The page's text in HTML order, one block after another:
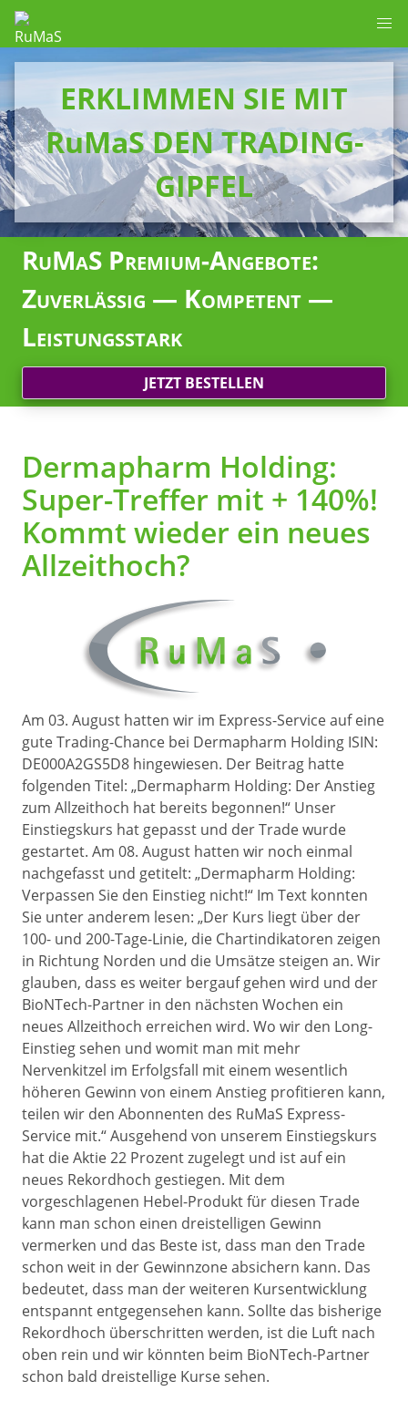
ERKLIMMEN SIE MIT
RuMaS DEN TRADING-
GIPFEL
RuMaS Premium-Angebote:
Zuverlässig — Kompetent —
Leistungsstark
JETZT BESTELLEN
Dermapharm Holding:
Super-Treffer mit + 140%!
Kommt wieder ein neues
Allzeithoch?
Am 03. August hatten wir im Express-Service auf eine
gute Trading-Chance bei Dermapharm Holding ISIN:
DE000A2GS5D8 hingewiesen. Der Beitrag hatte
folgenden Titel: „Dermapharm Holding: Der Anstieg
zum Allzeithoch hat bereits begonnen!“ Unser
Einstiegskurs hat gepasst und der Trade wurde
gestartet. Am 08. August hatten wir noch einmal
nachgefasst und getitelt: „Dermapharm Holding:
Verpassen Sie den Einstieg nicht!“ Im Text konnten
Sie unter anderem lesen: „Der Kurs liegt über der
100- und 200-Tage-Linie, die Chartindikatoren zeigen
in Richtung Norden und die Umsätze steigen an. Wir
glauben, dass es weiter bergauf gehen wird und der
BioNTech-Partner in den nächsten Wochen ein
neues Allzeithoch erreichen wird. Wo wir den Long-
Einstieg sehen und womit man mit mehr
Nervenkitzel im Erfolgsfall mit einem wesentlich
höheren Gewinn von einem Anstieg profitieren kann,
teilen wir den Abonnenten des RuMaS Express-
Service mit.“ Ausgehend von unserem Einstiegskurs
hat die Aktie 22 Prozent zugelegt und ist auf ein
neues Rekordhoch gestiegen. Mit dem
vorgeschlagenen Hebel-Produkt für diesen Trade
kann man schon einen dreistelligen Gewinn
vermerken und das Beste ist, dass man den Trade
schon weit in der Gewinnzone absichern kann. Das
bedeutet, dass man der weiteren Kursentwicklung
entspannt entgegensehen kann. Sollte das bisherige
Rekordhoch überschritten werden, ist die Luft nach
oben rein und wir könnten beim BioNTech-Partner
schon bald dreistellige Kurse sehen.